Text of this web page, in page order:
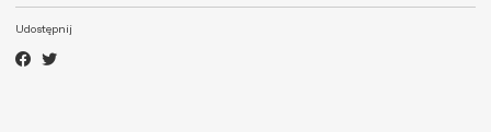
Udostępnij